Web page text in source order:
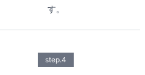
す。
step.4